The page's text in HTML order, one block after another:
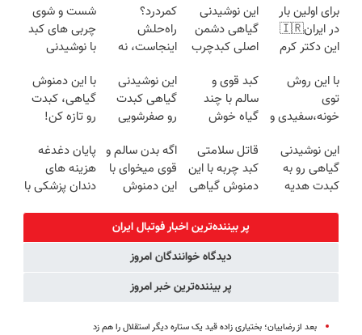
برای اولین بار
در ایران🇮🇷
این دکتر کرم
روزه ساخت!
این نوشیدنی
گیاهی دشمن
اصلی کبدچرب
ویژه)
کمردرد؟
راه‌حلش
اینجاست، نه
شست و شوی
چربی های کبد
با نوشیدنی
با این روش
توی
خونه،سفیدی و
برگردون
(40%off)
کبد قوی و
سالم با چند
گیاه خوش
این نوشیدنی
گیاهی کبدت
رو صفرشویی
تا امشب
با این دمنوش
گیاهی، کبدت
رو تازه کن!
این نوشیدنی
گیاهی رو به
کبدت هدیه
قاتل سلامتی
کبد چربه با این
دمنوش گیاهی
اگه بدن سالم و
قوی میخوای با
این دمنوش
رو پاکسازی کن
پایان دغدغه
هزینه های
دندان پزشکی با
پر بیننده‌ترین اخبار فوتبال ايران
دیدگاه خوانندگان امروز
پر بیننده‌ترین خبر امروز
بعد از رضاییان؛ بختیاری زاده قید یک ستاره دیگر استقلال را هم زد